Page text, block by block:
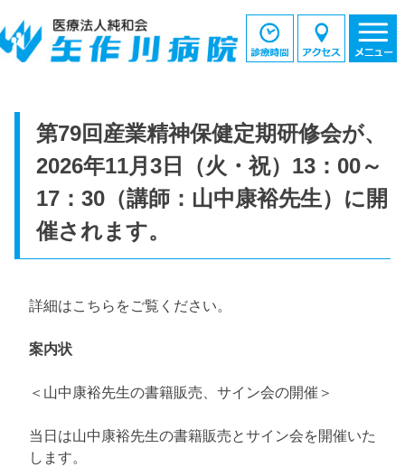
第79回産業精神保健定期研修会が、
2026年11月3日（火・祝）13：00～
17：30（講師：山中康裕先生）に開
催されます。
詳細はこちらをご覧ください。
案内状
＜山中康裕先生の書籍販売、サイン会の開催＞
当日は山中康裕先生の書籍販売とサイン会を開催いた
します。